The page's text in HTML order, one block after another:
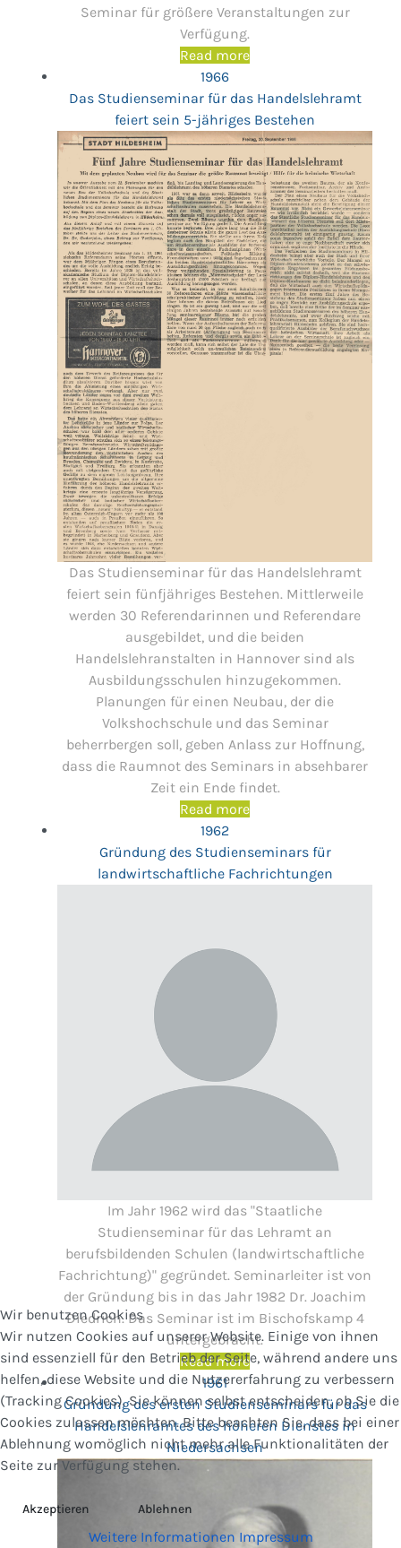
Seminar für größere Veranstaltungen zur
Verfügung.
Read more
1966
Das Studienseminar für das Handelslehramt
feiert sein 5-jähriges Bestehen
Das Studienseminar für das Handelslehramt
feiert sein fünfjähriges Bestehen. Mittlerweile
werden 30 Referendarinnen und Referendare
ausgebildet, und die beiden
Handelslehranstalten in Hannover sind als
Ausbildungsschulen hinzugekommen.
Planungen für einen Neubau, der die
Volkshochschule und das Seminar
beherrbergen soll, geben Anlass zur Hoffnung,
dass die Raumnot des Seminars in absehbarer
Zeit ein Ende findet.
Read more
1962
Gründung des Studienseminars für
landwirtschaftliche Fachrichtungen
Im Jahr 1962 wird das "Staatliche
Studienseminar für das Lehramt an
berufsbildenden Schulen (landwirtschaftliche
Fachrichtung)" gegründet. Seminarleiter ist von
der Gründung bis in das Jahr 1982 Dr. Joachim
Diedrich. Das Seminar ist im Bischofskamp 4
untergebracht.
Read more
1961
Gründung des ersten Studienseminars für das
Handelslehramtes des höheren Dienstes in
Niedersachsen
Wir benutzen Cookies
Wir nutzen Cookies auf unserer Website. Einige von ihnen
sind essenziell für den Betrieb der Seite, während andere uns
helfen, diese Website und die Nutzererfahrung zu verbessern
(Tracking Cookies). Sie können selbst entscheiden, ob Sie die
Cookies zulassen möchten. Bitte beachten Sie, dass bei einer
Ablehnung womöglich nicht mehr alle Funktionalitäten der
Seite zur Verfügung stehen.
Akzeptieren Ablehnen
Weitere Informationen Impressum